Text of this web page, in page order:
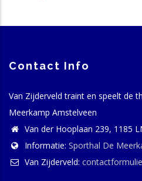
Contact Info
Van Zijderveld traint en speelt de
Meerkamp Amstelveen
Van der Hooplaan 239, 1185
Informatie: Sporthal De
Van Zijderveld: